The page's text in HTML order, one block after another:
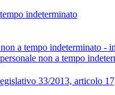
indeterminato
a tempo indeterminato -
non a tempo
33/2013, articolo